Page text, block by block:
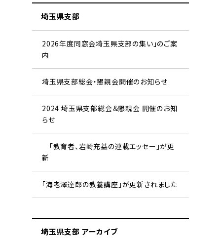
埼玉県支部
2026年度同窓会埼玉県支部の集い」のご案
内
埼玉県支部総会・懇親会開催のお知らせ
2024 埼玉県支部総会＆懇親会 開催のお知
らせ
「教育者、岩崎充益の連載エッセー」が更
新
「海老澤達郎の教養講座」が更新されました
埼玉県支部 アーカイブ